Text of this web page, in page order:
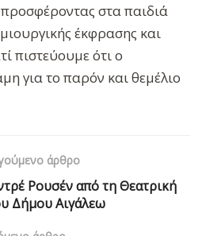
στα παιδιά
έκφρασης και
πιστεύουμε ότι ο
για το παρόν και θεμέλιο
άρθρο
Ρουσέν από τη Θεατρική
Δήμου Αιγάλεω